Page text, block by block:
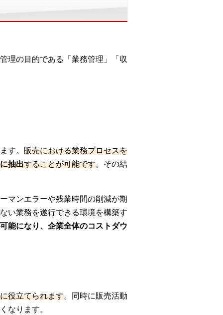
理の目的である「業務管理」「収
す。 販売における業務プロセスを
抽出することが可能です。その結
マンエラーや残業時間の削減が期
い業務を遂行できる環境を構築す
能になり、企業全体のコストダウ
役立てられます。同時に販売活動
なります。